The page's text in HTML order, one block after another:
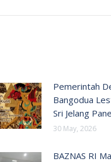
Pemerintah
Bangodua
Sri Jelang
30 May, 2026
BAZNAS RI